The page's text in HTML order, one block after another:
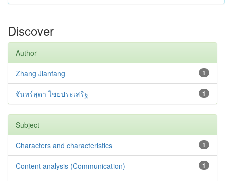
Discover
Author
1
Zhang Jianfang
1
จันทร์สุดา ไชยประเสริฐ
Subject
1
Characters and characteristics
1
Content analysis (Communication)